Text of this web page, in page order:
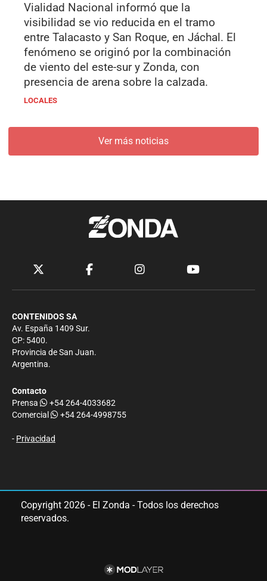
Vialidad Nacional informó que la
visibilidad se vio reducida en el tramo
entre Talacasto y San Roque, en Jáchal. El
fenómeno se originó por la combinación
de viento del este-sur y Zonda, con
presencia de arena sobre la calzada.
LOCALES
Ver más noticias
CONTENIDOS SA
Av. España 1409 Sur.
CP: 5400.
Provincia de San Juan.
Argentina.
Contacto
Prensa
+54 264-4033682
Comercial
+54 264-4998755
- Privacidad
Copyright 2026 - El Zonda - Todos los derechos
reservados.